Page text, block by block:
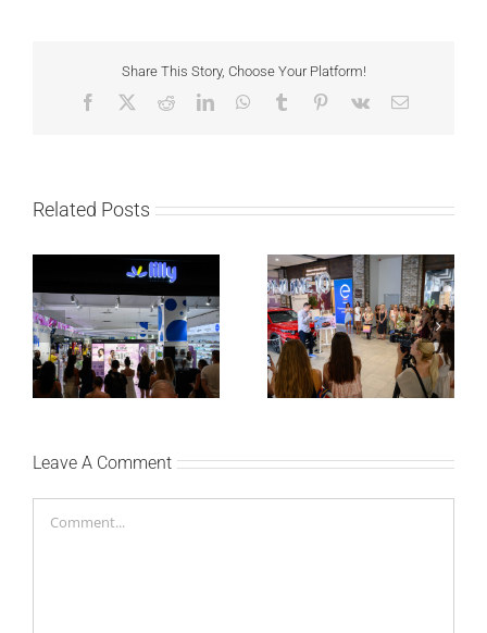
Share This Story, Choose Your Platform!
Facebook RedditLinkedInWhatsApp
Tumblr Pinterest
Vk Email
Related Posts
Lilly Drogerie i L’Oréal
Paris Elseve na
Festivalu nege kose
predstavili Collagen
Lifter liniju i popuste do
30 odsto
Lilly Drogerie proslavile
10. online rođendan,
uručile automobil
Citroën C3 i najavile
saradnju sa
šampionkom Andreom
Leave A Comment